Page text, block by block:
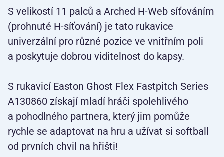
S velikostí 11 palců a Arched H-Web síťováním
(prohnuté H-síťování) je tato rukavice
univerzální pro různé pozice ve vnitřním poli
a poskytuje dobrou viditelnost do kapsy.
S rukavicí Easton Ghost Flex Fastpitch Series
A130860 získají mladí hráči spolehlivého
a pohodlného partnera, který jim pomůže
rychle se adaptovat na hru a užívat si softball
od prvních chvil na hřišti!